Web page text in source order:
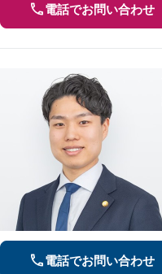
電話でお問い合わせ
電話でお問い合わせ